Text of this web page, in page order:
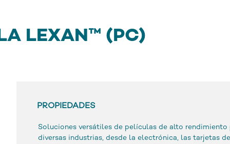
LEXAN™ (PC)
PROPIEDADES
Soluciones versátiles de películas de alto rendimiento
diversas industrias, desde la electrónica, las tarjetas de